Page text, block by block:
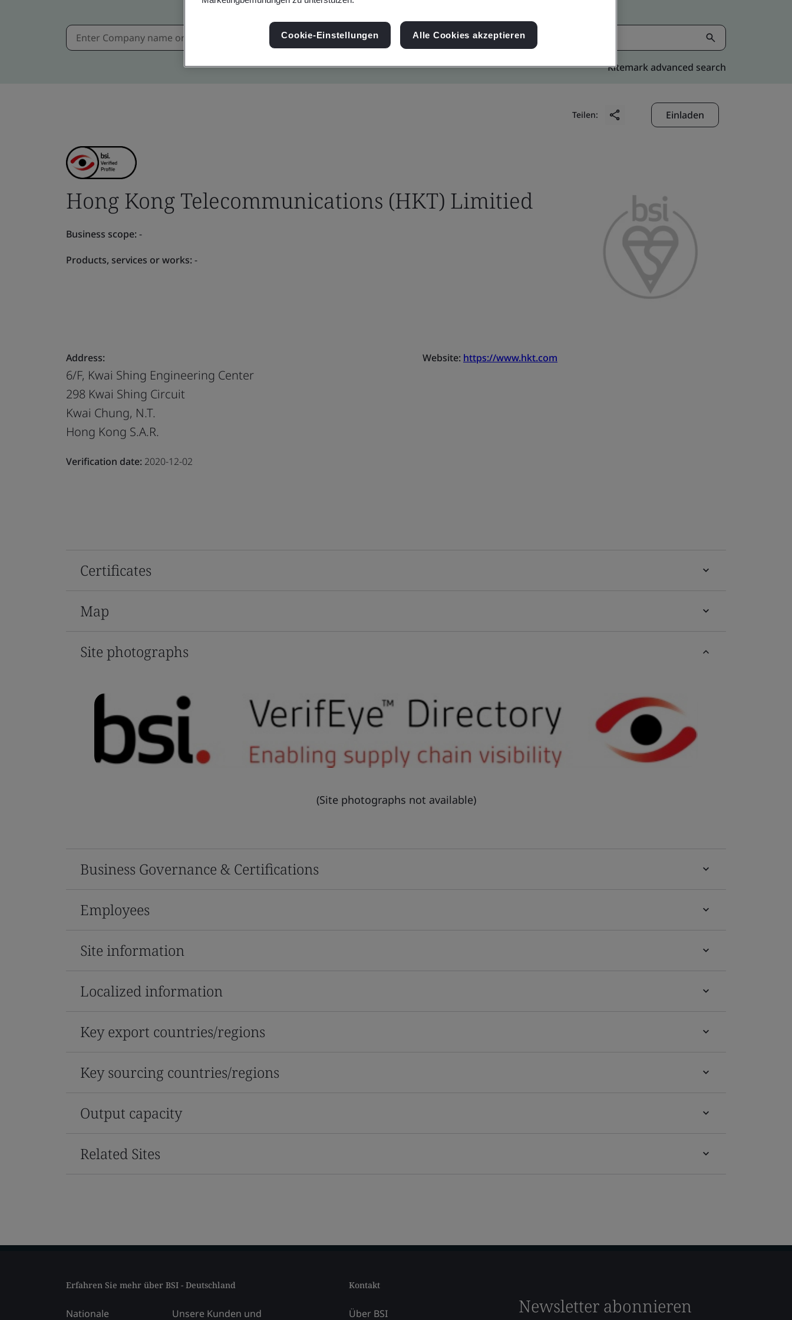
Kitemark advanced search
Teilen: Einladen
Hong Kong Telecommunications (HKT) Limitied
Business scope:-
Products, services or works:-
Address:
6/F, Kwai Shing Engineering Center
298 Kwai Shing Circuit
Kwai Chung, N.T.
Hong Kong S.A.R.
Verification date: 2020-12-02
Website: https://www.hkt.com
Certificates
Map
Site photographs
(Site photographs not available)
Business Governance & Certifications
Employees
Site information
Localized information
Key export countries/regions
Key sourcing countries/regions
Output capacity
Related Sites
Erfahren Sie mehr über BSI - Deutschland
Nationale
Unsere Kunden und
Kontakt
Über BSI Newsletter abonnieren
Cookie-Einstellungen Alle Cookies akzeptieren